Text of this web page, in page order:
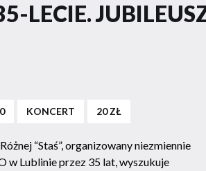
LECIE.
KONCERT 20 ZŁ
“Staś”, organizowany niezmiennie
w Lublinie przez 35 lat, wyszukuje